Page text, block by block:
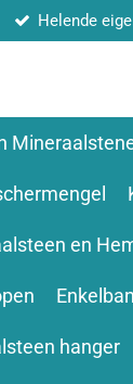
Helende
en
hanger